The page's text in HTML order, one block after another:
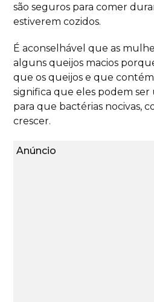
são seguros para comer
estiverem cozidos.
É aconselhável que as
alguns queijos macios
que os queijos e que
significa que eles podem ser
para que bactérias nocivas,
crescer.
Anúncio